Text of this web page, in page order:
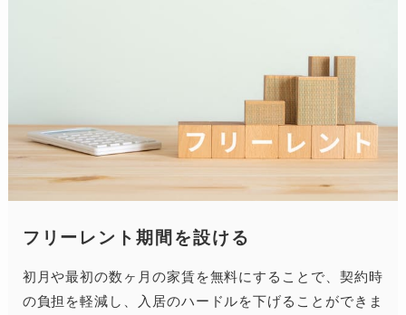
フリーレント期間を設ける
初月や最初の数ヶ月の家賃を無料にすることで、契約時
の負担を軽減し、入居のハードルを下げることができま